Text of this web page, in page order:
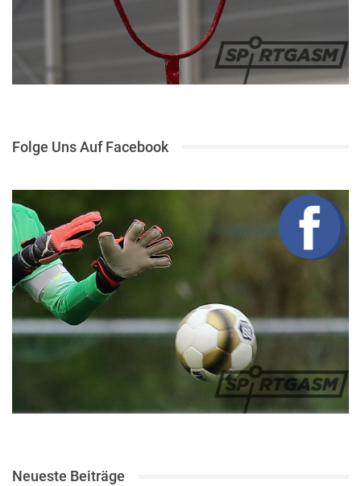
Folge Uns Auf Facebook
Neueste Beiträge